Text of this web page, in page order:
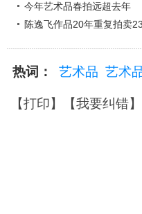
今年艺术品春拍远超去年
陈逸飞作品20年重复拍卖
热词： 艺术品 艺术
【打印】【我要纠错